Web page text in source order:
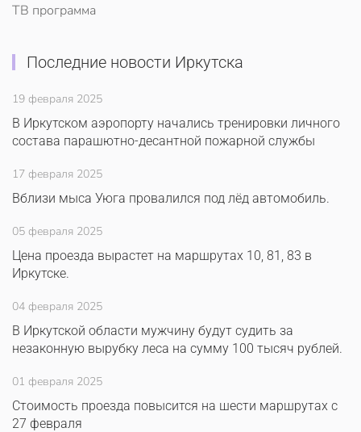
ТВ программа
Последние новости Иркутска
19 февраля 2025
В Иркутском аэропорту начались тренировки личного
состава парашютно-десантной пожарной службы
17 февраля 2025
Вблизи мыса Уюга провалился под лёд автомобиль.
05 февраля 2025
Цена проезда вырастет на маршрутах 10, 81, 83 в
Иркутске.
04 февраля 2025
В Иркутской области мужчину будут судить за
незаконную вырубку леса на сумму 100 тысяч рублей.
01 февраля 2025
Стоимость проезда повысится на шести маршрутах с
27 февраля